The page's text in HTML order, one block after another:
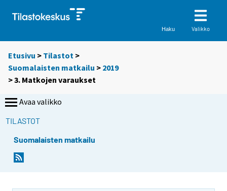
Haku Valikko
Etusivu > Tilastot >
Suomalaisten matkailu > 2019
> 3. Matkojen varaukset
Avaa valikko
TILASTOT
Suomalaisten matkailu